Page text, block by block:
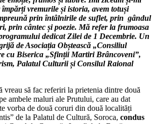
vremurile și istoria, avem totuși
prin întâlnirile de suflet, prin gândul
prin cântec și poezie. Mă refer la frumoasa
dedicat Zilei de 1 Decembrie. Un
de Asociația Obștească „Consiliul
cu Biserica „Sfinții Martiri Brâncoveni”,
Palatul Culturii și Consilul Raional
vreau să fac referiri la prietenia dintre două
ambele maluri ale Prutului, care au dat
vorba de două coruri din două localități
de la Palatul de Cultură, Soroca, condus